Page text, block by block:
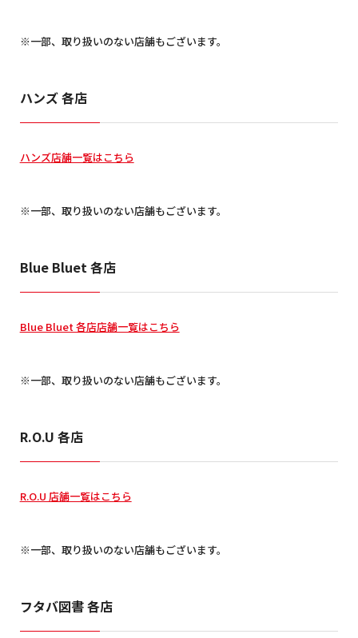
※一部、取り扱いのない店舗もございます。
ハンズ 各店
ハンズ店舗一覧はこちら
※一部、取り扱いのない店舗もございます。
Blue Bluet 各店
Blue Bluet 各店店舗一覧はこちら
※一部、取り扱いのない店舗もございます。
R.O.U 各店
R.O.U 店舗一覧はこちら
※一部、取り扱いのない店舗もございます。
フタバ図書 各店